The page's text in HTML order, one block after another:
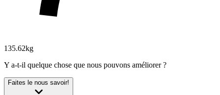
135.62kg
Y a-t-il quelque chose que nous pouvons améliorer ?
Faites le nous savoir!